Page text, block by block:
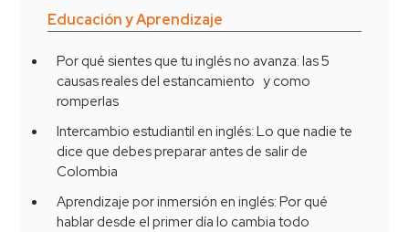
Educación y Aprendizaje
Por qué sientes que tu inglés no avanza: las 5
causas reales del estancamiento y como
romperlas
Intercambio estudiantil en inglés: Lo que nadie te
dice que debes preparar antes de salir de
Colombia
Aprendizaje por inmersión en inglés: Por qué
hablar desde el primer día lo cambia todo